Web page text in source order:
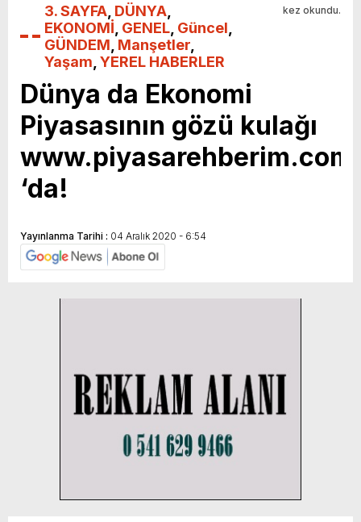
3. SAYFA DÜNYA
EKONOMİ GENEL Güncel
GÜNDEM Manşetler
Yaşam YEREL HABERLER
kez okundu.
Dünya da Ekonomi
Piyasasının gözü kulağı
www.piyasarehberim.com
‘da!
Yayınlanma Tarihi : 04 Aralık 2020 - 6:54